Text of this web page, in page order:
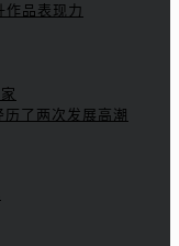
作品表现力
了两次发展高潮